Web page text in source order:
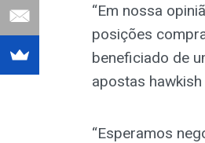
“Em nossa
posições
beneficiado de
apostas
“Esperamos